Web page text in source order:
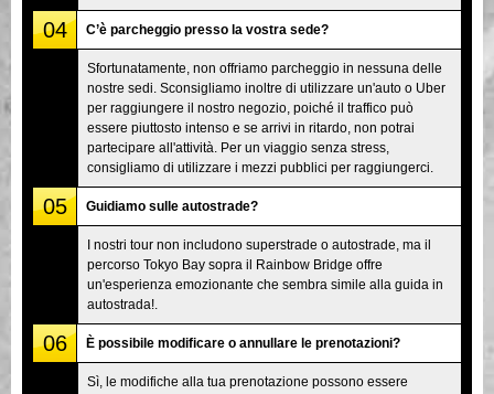
04 C’è parcheggio presso la vostra sede?
Sfortunatamente, non offriamo parcheggio in nessuna delle
nostre sedi. Sconsigliamo inoltre di utilizzare un'auto o Uber
per raggiungere il nostro negozio, poiché il traffico può
essere piuttosto intenso e se arrivi in ritardo, non potrai
partecipare all'attività. Per un viaggio senza stress,
consigliamo di utilizzare i mezzi pubblici per raggiungerci.
05 Guidiamo sulle autostrade?
I nostri tour non includono superstrade o autostrade, ma il
percorso Tokyo Bay sopra il Rainbow Bridge offre
un'esperienza emozionante che sembra simile alla guida in
autostrada!.
06 È possibile modificare o annullare le prenotazioni?
Sì, le modifiche alla tua prenotazione possono essere